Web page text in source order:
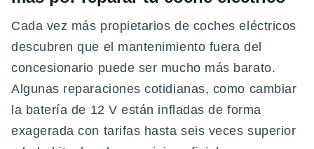
Cada vez más propietarios de coches eléctricos
descubren que el mantenimiento fuera del
concesionario puede ser mucho más barato.
Algunas reparaciones cotidianas, como cambiar
la batería de 12 V están infladas de forma
exagerada con tarifas hasta seis veces superior